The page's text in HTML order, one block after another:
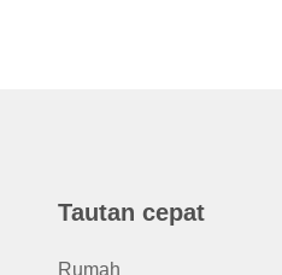
Tautan cepat
Rumah